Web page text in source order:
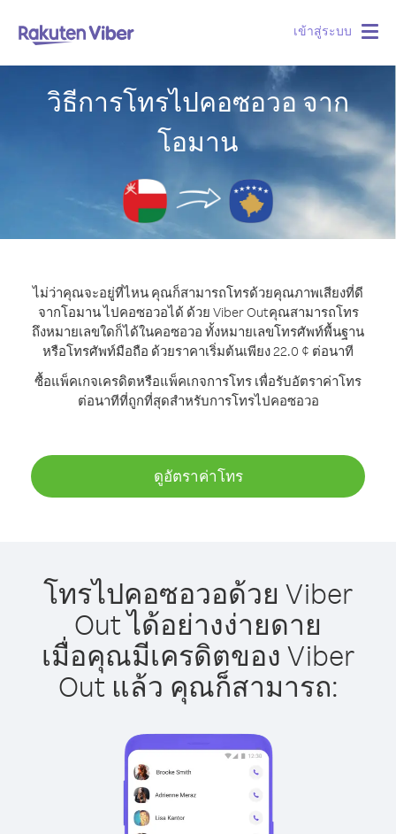
เข้าสู่ระบบ
วิธีการโทรไปคอซอวอ จาก
โอมาน
ไม่ว่าคุณจะอยู่ที่ไหน คุณก็สามารถโทรด้วยคุณภาพเสียงที่ดี
จากโอมาน ไปคอซอวอได้ ด้วย Viber Outคุณสามารถโทร
ถึงหมายเลขใดก็ได้ในคอซอวอ ทั้งหมายเลขโทรศัพท์พื้นฐาน
หรือโทรศัพท์มือถือ ด้วยราคาเริ่มต้นเพียง 22.0 ¢ ต่อนาที
ซื้อแพ็คเกจเครดิตหรือแพ็คเกจการโทร เพื่อรับอัตราค่าโทร
ต่อนาทีที่ถูกที่สุดสำหรับการโทรไปคอซอวอ
ดูอัตราค่าโทร
โทรไปคอซอวอด้วย Viber
Out ได้อย่างง่ายดาย
เมื่อคุณมีเครดิตของ Viber
Out แล้ว คุณก็สามารถ: